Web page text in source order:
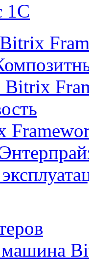
1С
Bitrix
машина